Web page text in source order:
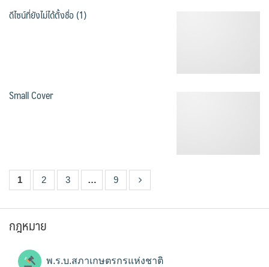
ดีไซน์ที่ยังไม่ได้ตั้งชื่อ (1)
Small Cover
1 2 3 … 9
กฎหมาย
พ.ร.บ.สภาเกษตรกรแห่งชาติ